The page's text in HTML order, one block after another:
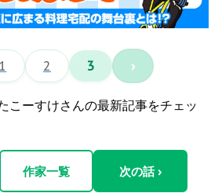
1 2 3 ›
こーすけさんの最新記事をチェッ
作家一覧 次の話 ›